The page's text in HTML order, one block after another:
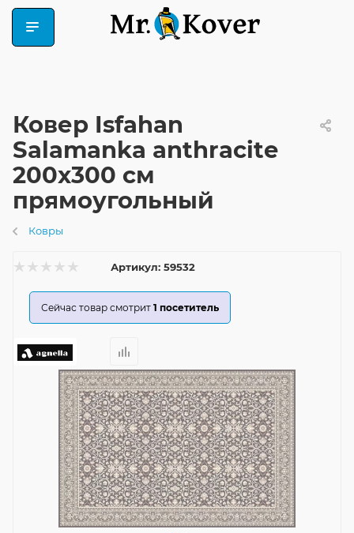
Ковер Isfahan
Salamanka anthracite
200x300 см
прямоугольный
Ковры
Артикул: 59532
Сейчас товар смотрит 1 посетитель